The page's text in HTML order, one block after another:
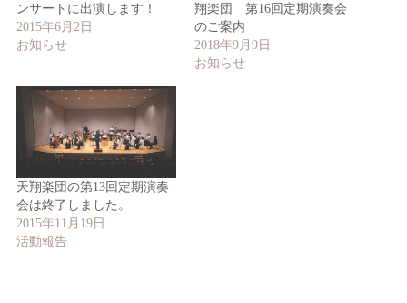
ンサートに出演します！
2015年6月2日
お知らせ
翔楽団 第16回定期演奏会
のご案内
2018年9月9日
お知らせ
天翔楽団の第13回定期演奏
会は終了しました。
2015年11月19日
活動報告